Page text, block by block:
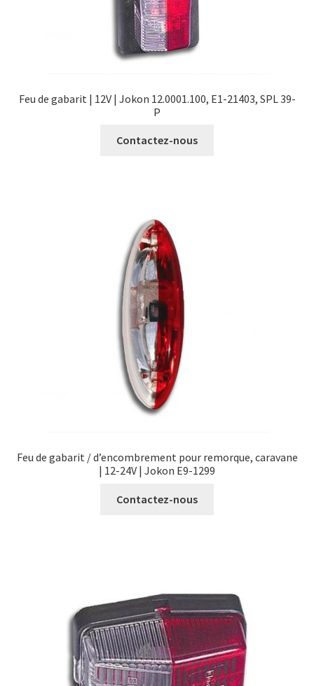
Feu de gabarit | 12V | Jokon 12.0001.100, E1-21403, SPL 39-
P
Contactez-nous
Feu de gabarit / d’encombrement pour remorque, caravane
| 12-24V | Jokon E9-1299
Contactez-nous